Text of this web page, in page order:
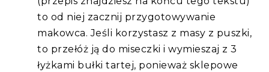
to od niej zacznij przygotowywanie
makowca. Jeśli korzystasz z masy z puszki,
to przełóż ją do miseczki i wymieszaj z 3
łyżkami bułki tartej, ponieważ sklepowe